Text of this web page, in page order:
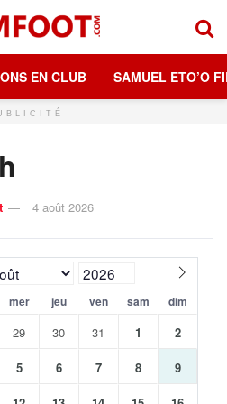
EN CLUB SAMUEL ETO’O
4 août 2026
mer jeu ven sam dim
29 30 31 1 2
5 6 7 8 9